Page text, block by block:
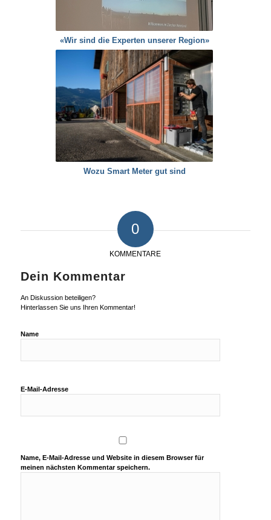
«Wir sind die Experten unserer Region»
Wozu Smart Meter gut sind
0
KOMMENTARE
Dein Kommentar
An Diskussion beteiligen?
Hinterlassen Sie uns Ihren Kommentar!
Name
E-Mail-Adresse
Name, E-Mail-Adresse und Website in diesem Browser für
meinen nächsten Kommentar speichern.